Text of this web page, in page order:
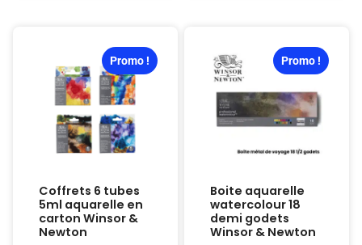
Promo !
Coffrets 6 tubes
5ml aquarelle en
carton Winsor &
Newton
Promo !
Boite aquarelle
watercolour 18
demi godets
Winsor & Newton